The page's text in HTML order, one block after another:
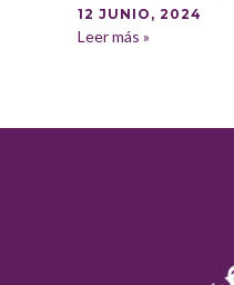
12 JUNIO, 2024
Leer más »